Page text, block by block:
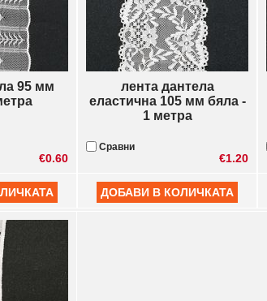
95 мм
лента дантела
еластична 105 мм бяла -
1 метра
€0.60
Сравни
€1.20